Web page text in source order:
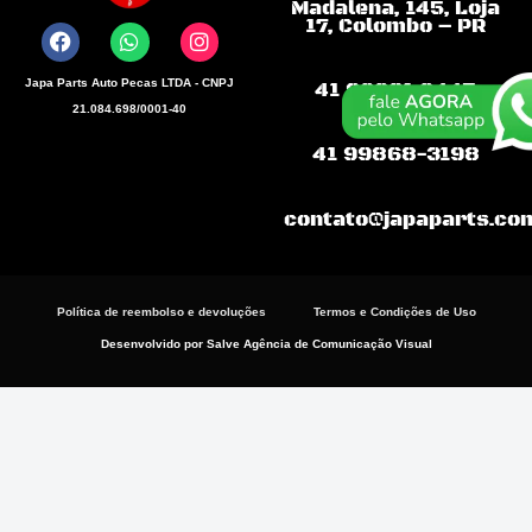
a
c
e
b
h
a
t
s
a
n
s
t
a
Japa Parts Auto Pecas LTDA - CNPJ
21.084.698/0001-40
Madalena, 145, Loja
17, Colombo – PR
41 99681.9445
41 99868-3198
Política de reembolso e devoluções Termos e Condições de Uso
Desenvolvido por Salve Agência de Comunicação Visual